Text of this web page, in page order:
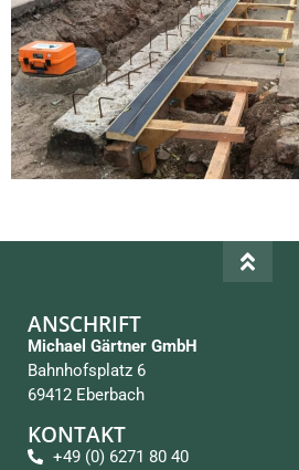
ANSCHRIFT
Michael Gärtner GmbH
Bahnhofsplatz 6
69412 Eberbach
KONTAKT
+49 (0) 6271 80 40